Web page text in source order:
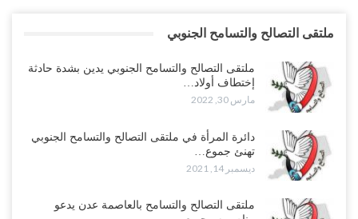
ملتقى التصالح والتسامح الجنوبي
ملتقى التصالح والتسامح الجنوبي يدين بشدة حادثة
إختطاف أولاد…
مارس 30, 2022
دائرة المرأة في ملتقى التصالح والتسامح الجنوبي
تهنئ جموع…
ديسمبر 14, 2021
ملتقى التصالح والتسامح بالعاصمة عدن يدعو